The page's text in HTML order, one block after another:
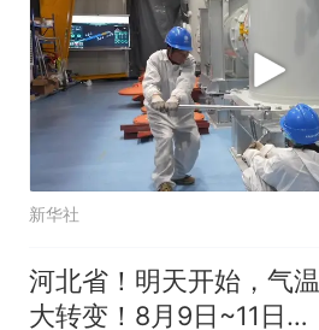
新华社
河北省！明天开始，气温
大转变！8月9日~11日天